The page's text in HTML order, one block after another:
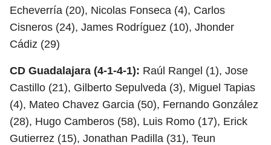
Echeverría (20), Nicolas Fonseca (4), Carlos
Cisneros (24), James Rodríguez (10), Jhonder
Cádiz (29)
CD Guadalajara (4-1-4-1): Raúl Rangel (1), Jose
Castillo (21), Gilberto Sepulveda (3), Miguel Tapias
(4), Mateo Chavez Garcia (50), Fernando González
(28), Hugo Camberos (58), Luis Romo (17), Erick
Gutierrez (15), Jonathan Padilla (31), Teun